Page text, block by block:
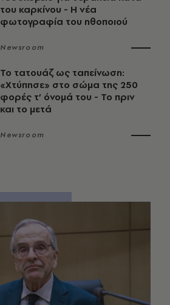
του καρκίνου - Η νέα
φωτογραφία του ηθοποιού
Newsroom
Το τατουάζ ως ταπείνωση:
«Χτύπησε» στο σώμα της 250
φορές τ’ όνομά του - Το πριν
και το μετά
Newsroom